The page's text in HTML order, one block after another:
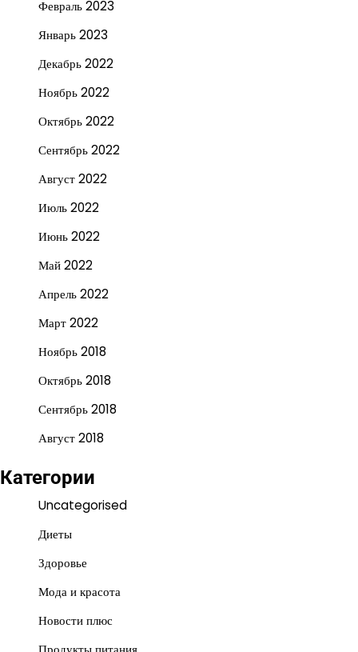
Февраль 2023
Январь 2023
Декабрь 2022
Ноябрь 2022
Октябрь 2022
Сентябрь 2022
Август 2022
Июль 2022
Июнь 2022
Май 2022
Апрель 2022
Март 2022
Ноябрь 2018
Октябрь 2018
Сентябрь 2018
Август 2018
Категории
Uncategorised
Диеты
Здоровье
Мода и красота
Новости плюс